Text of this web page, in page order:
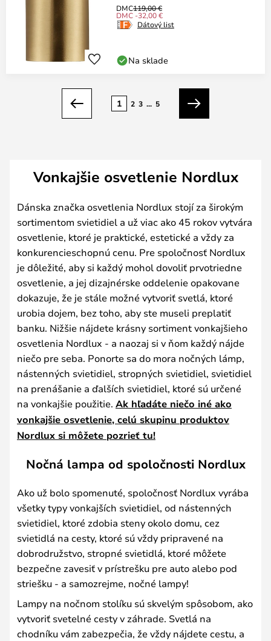
DMC119,00 €
DMC -32,00 €
Dátový list
Na sklade
Predchádzajúci
1 2 3 ... 5
Ďalší
Vonkajšie osvetlenie Nordlux
Dánska značka osvetlenia Nordlux stojí za širokým
sortimentom svietidiel a už viac ako 45 rokov vytvára
osvetlenie, ktoré je praktické, estetické a vždy za
konkurencieschopnú cenu. Pre spoločnosť Nordlux
je dôležité, aby si každý mohol dovoliť prvotriedne
osvetlenie, a jej dizajnérske oddelenie opakovane
dokazuje, že je stále možné vytvoriť svetlá, ktoré
urobia dojem, bez toho, aby ste museli preplatiť
banku. Nižšie nájdete krásny sortiment vonkajšieho
osvetlenia Nordlux - a naozaj si v ňom každý nájde
niečo pre seba. Ponorte sa do mora nočných lámp,
nástenných svietidiel, stropných svietidiel, svietidiel
na prenášanie a ďalších svietidiel, ktoré sú určené
na vonkajšie použitie. Ak hľadáte niečo iné ako
vonkajšie osvetlenie, celú skupinu produktov
Nordlux si môžete pozrieť tu!
Nočná lampa od spoločnosti Nordlux
Ako už bolo spomenuté, spoločnosť Nordlux vyrába
všetky typy vonkajších svietidiel, od nástenných
svietidiel, ktoré zdobia steny okolo domu, cez
svietidlá na cesty, ktoré sú vždy pripravené na
dobrodružstvo, stropné svietidlá, ktoré môžete
bezpečne zavesiť v prístrešku pre auto alebo pod
striešku - a samozrejme, nočné lampy!
Lampy na nočnom stolíku sú skvelým spôsobom, ako
vytvoriť svetelné cesty v záhrade. Svetlá na
chodníku vám zabezpečia, že vždy nájdete cestu, a